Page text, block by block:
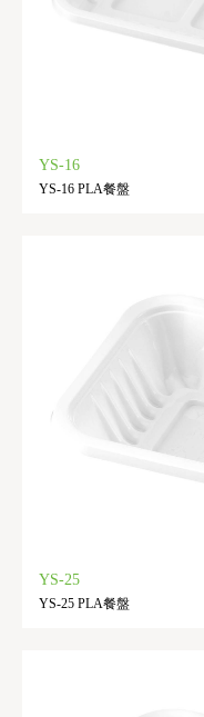
YS-16
YS-16 PLA餐盤
YS-25
YS-25 PLA餐盤